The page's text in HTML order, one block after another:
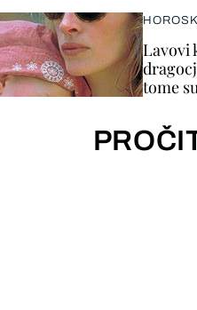
Lavovi
tome